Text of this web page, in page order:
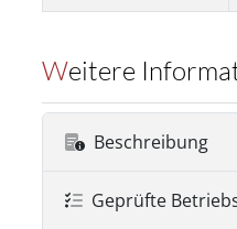
Weitere
Beschreibung
Geprüfte